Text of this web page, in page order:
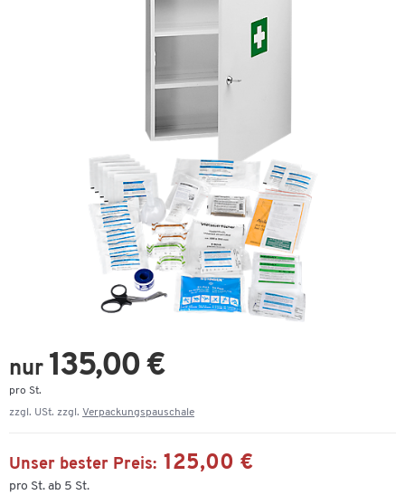
nur 135,00 €
pro St.
zzgl. USt. zzgl. Verpackungspauschale
Unser bester Preis: 125,00 €
pro St. ab 5 St.